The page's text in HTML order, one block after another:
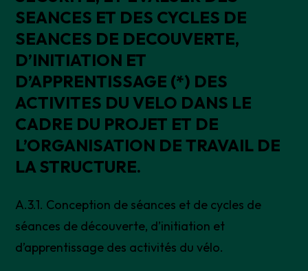
SEANCES ET DES CYCLES DE
SEANCES DE DECOUVERTE,
D’INITIATION ET
D’APPRENTISSAGE (*) DES
ACTIVITES DU VELO DANS LE
CADRE DU PROJET ET DE
L’ORGANISATION DE TRAVAIL DE
LA STRUCTURE.
A.3.1. Conception de séances et de cycles de
séances de découverte, d’initiation et
d’apprentissage des activités du vélo.